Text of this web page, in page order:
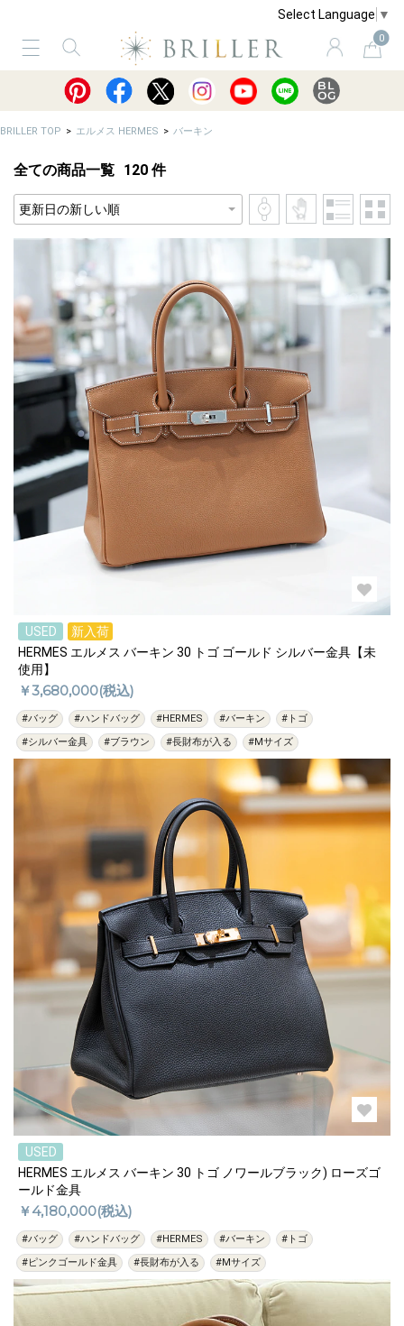
Select Language ▼
0
サービス ショッピングガイド 買取
過去の特集をすべて見る>>
BRILLER TOP エルメス HERMES バーキン
全ての商品一覧 120 件
USED
新入荷
HERMES エルメス バーキン 30 トゴ ゴールド シルバー金具【未
使用】
￥3,680,000(税込)
#バッグ #ハンドバッグ #HERMES #バーキン
#トゴ
#シルバー金具
#ブラウン #長財布が入る #Mサイズ
USED
HERMES エルメス バーキン 30 トゴ ノワールブラック) ローズゴ
ールド金具
￥4,180,000(税込)
#バッグ #ハンドバッグ #HERMES #バーキン
#トゴ
#ピンクゴールド金具
#長財布が入る #Mサイズ